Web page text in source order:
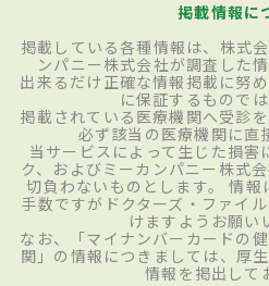
掲載情報に
掲載している各種情報は、株式
ンパニー株式会社が調査した
出来るだけ正確な情報掲載に努
に保証するものでは
掲載されている医療機関へ受診
必ず該当の医療機関に直
当サービスによって生じた損害
ク、およびミーカンパニー株式
切負わないものとします。 情
手数ですがドクターズ・ファイ
けますようお願い
なお、「マイナンバーカードの
関」の情報につきましては、厚
情報を掲出して